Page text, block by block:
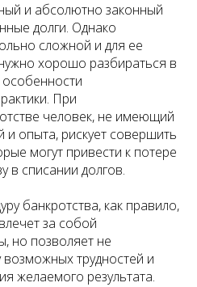
и абсолютно законный
долги. Однако
сложной и для ее
хорошо разбираться в
особенности
При
человек, не имеющий
и опыта, рискует совершить
могут привести к потере
в списании долгов.
банкротства, как правило,
за собой
но позволяет не
трудностей и
желаемого результата.